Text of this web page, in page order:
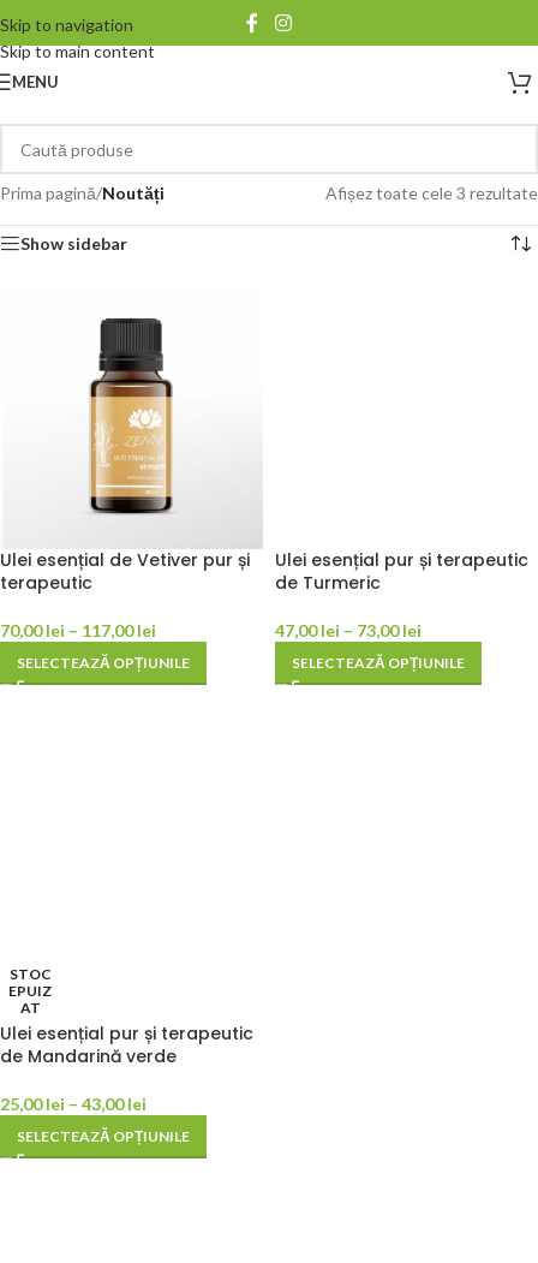
Skip to navigation
Skip to main content
MENU
Prima pagină/Noutăți Afișez toate cele 3 rezultate
Show sidebar
Ulei esențial de Vetiver pur și
terapeutic
70,00lei – 117,00lei
SELECTEAZĂ OPȚIUNILE
Ulei esențial pur și terapeutic
de Turmeric
47,00lei – 73,00lei
SELECTEAZĂ OPȚIUNILE
STOC
EPUIZ
AT
Ulei esențial pur și terapeutic
de Mandarină verde
25,00lei – 43,00lei
SELECTEAZĂ OPȚIUNILE